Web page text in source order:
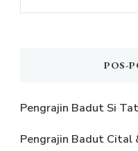
Sesuatu?
POS-
Pengrajin Badut Si
Pengrajin Badut Cital